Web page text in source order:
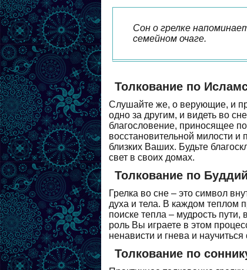
Сон о грелке
семейном очаге.
Толкование по
Слушайте же, о верующие, и
одно за другим, и видеть во
благословение, приносящее
восстановительной милости и
близких Ваших. Будьте
свет в своих домах.
Толкование по
Грелка во сне – это символ
духа и тела. В каждом теплом
поиске тепла – мудрость
роль Вы играете в этом
ненависти и гнева и
Толкование по